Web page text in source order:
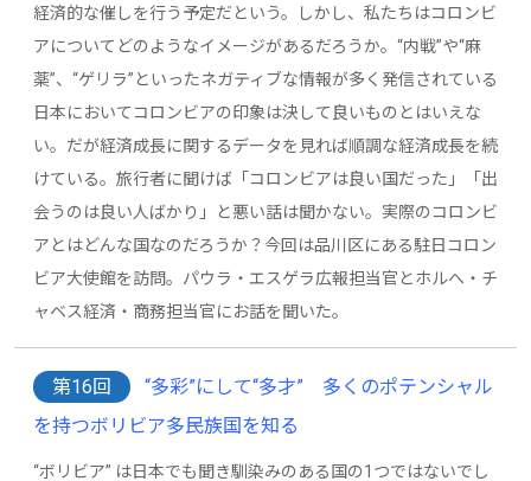
経済的な催しを行う予定だという。しかし、私たちはコロンビ
アについてどのようなイメージがあるだろうか。“内戦”や“麻
薬”、“ゲリラ”といったネガティブな情報が多く発信されている
日本においてコロンビアの印象は決して良いものとはいえな
い。だが経済成長に関するデータを見れば順調な経済成長を続
けている。旅行者に聞けば「コロンビアは良い国だった」「出
会うのは良い人ばかり」と悪い話は聞かない。実際のコロンビ
アとはどんな国なのだろうか？今回は品川区にある駐日コロン
ビア大使館を訪問。パウラ・エスゲラ広報担当官とホルへ・チ
ャベス経済・商務担当官にお話を聞いた。
第16回
“多彩”にして“多才” 多くのポテンシャル
を持つボリビア多民族国を知る
“ボリビア” は日本でも聞き馴染みのある国の1つではないでし